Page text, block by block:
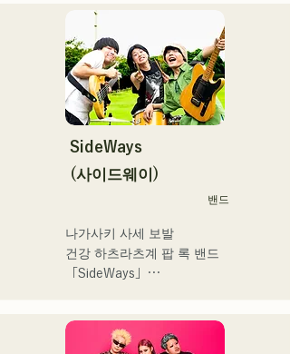
て」、FBS「福岡く
ん。」、「発見らくちゃ
く！」やFUKUOKA
STREET PARTY、
Hannibal Halloween Music
Festival ,sunset live2019、
鷹祭Summer Boostイベン
トステージにも出演。MCと
してはRugby World
cup2019 Public viewing、競
輪日本一ダービーの場内ア
ナウンス、ラグビー女子日
本代表世界大会スタジアム
滑走屋場内アナウンス、ク
リスマスアドベント、イス
ードの繊細さを併せ持つ楽
曲を届けている。
コンセプトは、「等身大の
ままで。僕とあなたのため
の音楽を。」気持ちが落ち
まう時こそ聴いてほしい。
自分自身も迷いや葛藤を抱
作り物ではなく、ありのま
まの感情や言葉をそのまま
音楽にしている。
2024年10月より音楽活動を
SideWays
(사이드웨이)
밴드
나가사키 사세 보발
건강 하츠라츠계 팝 록 밴드
「SideWays」
시 및 전국투어 감행